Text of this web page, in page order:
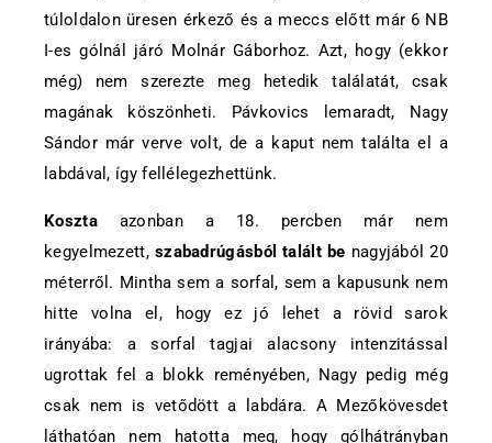
túloldalon üresen érkező és a meccs előtt már 6 NB
I-es gólnál járó Molnár Gáborhoz. Azt, hogy (ekkor
még) nem szerezte meg hetedik találatát, csak
magának köszönheti. Pávkovics lemaradt, Nagy
Sándor már verve volt, de a kaput nem találta el a
labdával, így fellélegezhettünk.
Kosztaazonban a 18. percben már nem
kegyelmezett, szabadrúgásból talált be nagyjából 20
méterről. Mintha sem a sorfal, sem a kapusunk nem
hitte volna el, hogy ez jó lehet a rövid sarok
irányába: a sorfal tagjai alacsony intenzitással
ugrottak fel a blokk reményében, Nagy pedig még
csak nem is vetődött a labdára. A Mezőkövesdet
láthatóan nem hatotta meg, hogy gólhátrányban